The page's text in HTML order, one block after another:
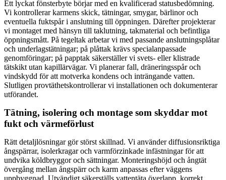
Ett lyckat fönsterbyte börjar med en kvalificerad statusbedömning.
Vi kontrollerar karmens skick, tätningar, smygar, bärlinor och
eventuella fuktspår i anslutning till öppningen. Därefter projekterar
vi montaget med hänsyn till taklutning, takmaterial och befintliga
öppningsmått. På tegeltak arbetar vi med passande anslutningsplåtar
och underlagstätningar; på plåttak krävs specialanpassade
genomföringar; på papptak säkerställer vi svets- eller klistrade
tätskikt utan kapillärvägar. Vi planerar fall, dräneringsspår och
vindskydd för att motverka kondens och inträngande vatten.
Slutligen provtäthetskontrollerar vi installationen och dokumenterar
utförandet.
Tätning, isolering och montage som skyddar mot
fukt och värmeförlust
Rätt detaljlösningar gör störst skillnad. Vi använder diffusionsriktiga
ångspärrar, isolerkragar och varmförzinkade infästningar för att
undvika köldbryggor och sättningar. Monteringshöjd och ångtät
övergång mellan ångspärr och karm anpassas efter väggens
uppbyggnad. Utvändigt säkerställs vattentäta överlapp, korrekt